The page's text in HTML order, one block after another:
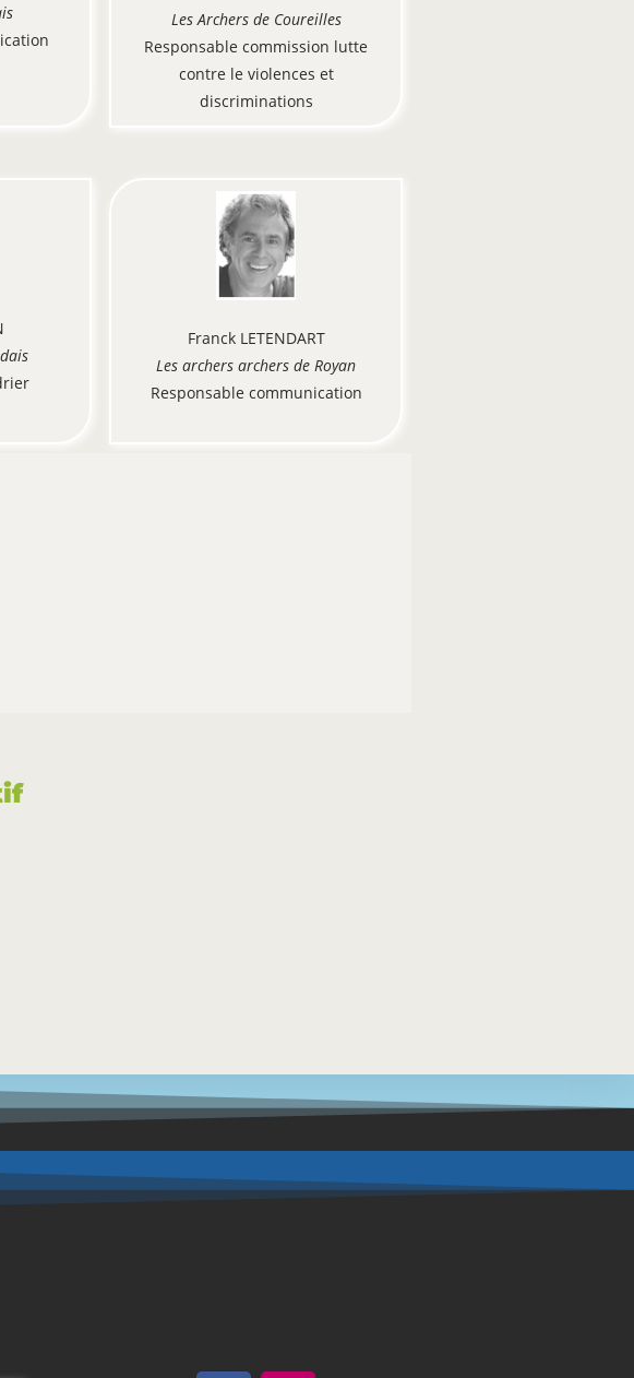
Les Archers de Coureilles
Responsable commission lutte
contre le violences et
discriminations
Franck LETENDART
Les archers archers de Royan
Responsable communication